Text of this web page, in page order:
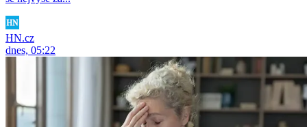
HN.cz
dnes, 05:22